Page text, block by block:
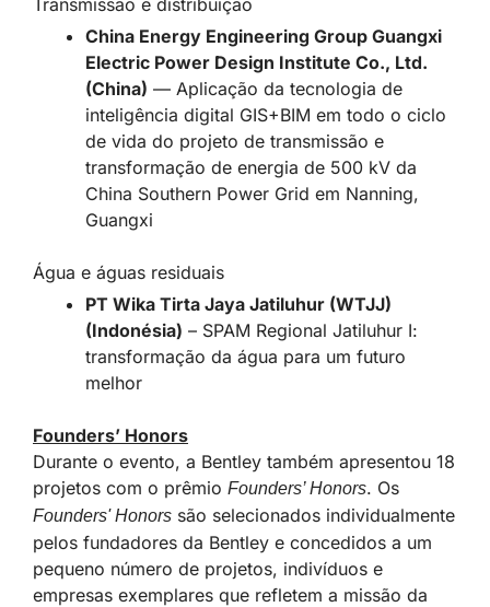
Transmissão e distribuição
China Energy Engineering Group Guangxi
Electric Power Design Institute Co., Ltd.
(China) — Aplicação da tecnologia de
inteligência digital GIS+BIM em todo o ciclo
de vida do projeto de transmissão e
transformação de energia de 500 kV da
China Southern Power Grid em Nanning,
Guangxi
Água e águas residuais
PT Wika Tirta Jaya Jatiluhur (WTJJ)
(Indonésia) – SPAM Regional Jatiluhur I:
transformação da água para um futuro
melhor
Founders’ Honors
Durante o evento, a Bentley também apresentou 18
projetos com o prêmio Founders’ Honors. Os
Founders' Honors são selecionados individualmente
pelos fundadores da Bentley e concedidos a um
pequeno número de projetos, indivíduos e
empresas exemplares que refletem a missão da